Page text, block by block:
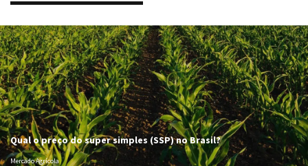
Qual o preço do super simples (SSP) no Brasil?
Mercado Agrícola